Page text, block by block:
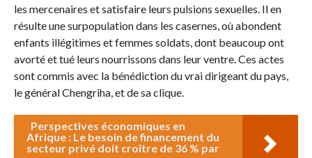
les mercenaires et satisfaire leurs pulsions sexuelles. Il en
résulte une surpopulation dans les casernes, où abondent
enfants illégitimes et femmes soldats, dont beaucoup ont
avorté et tué leurs nourrissons dans leur ventre. Ces actes
sont commis avec la bénédiction du vrai dirigeant du pays,
le général Chengriha, et de sa clique.
Perspectives économiques en
Afrique : Le besoin de financement du
secteur privé doit croître de 36 % par